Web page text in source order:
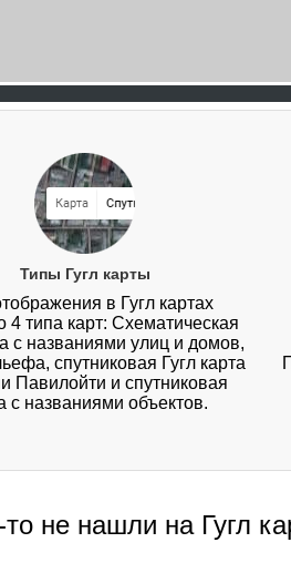
Типы Гугл карты
в Гугл картах
4 типа карт: Схематическая
с названиями улиц и домов,
спутниковая Гугл карта
Павилойти и спутниковая
с названиями объектов.
то не нашли на Гугл